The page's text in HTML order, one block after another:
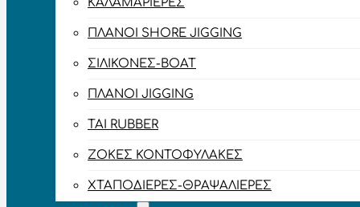
ΚΑΛΑΜΑΡΙΈΡΕΣ
ΠΛΆΝΟΙ SHORE JIGGING
ΣΙΛΙΚΌΝΕΣ-BOAT
ΠΛΆΝΟΙ JIGGING
TAI RUBBER
ΖΌΚΕΣ ΚΟΝΤΟΦΎΛΑΚΕΣ
ΧΤΑΠΟΔΙΈΡΕΣ-ΘΡΑΨΑΛΙΈΡΕΣ